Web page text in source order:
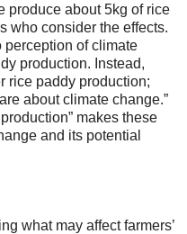
produce about 5kg of rice
who consider the effects.
perception of climate
production. Instead,
rice paddy production;
about climate change.”
makes these
and its potential
what may affect farmers’